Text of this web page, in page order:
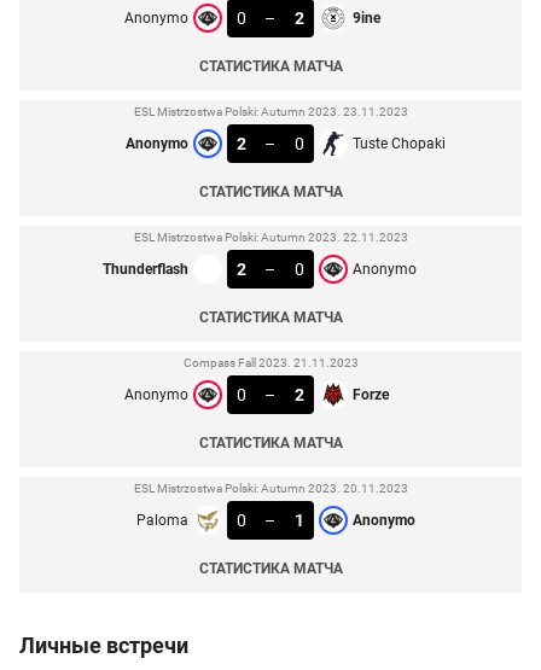
Anonymo 0 – 2 9ine
СТАТИСТИКА МАТЧА
ESL Mistrzostwa Polski: Autumn 2023. 23.11.2023
Anonymo 2 – 0 Tuste Chopaki
СТАТИСТИКА МАТЧА
ESL Mistrzostwa Polski: Autumn 2023. 22.11.2023
Thunderflash 2 – 0 Anonymo
СТАТИСТИКА МАТЧА
Compass Fall 2023. 21.11.2023
Anonymo 0 – 2 Forze
СТАТИСТИКА МАТЧА
ESL Mistrzostwa Polski: Autumn 2023. 20.11.2023
Paloma 0 – 1 Anonymo
СТАТИСТИКА МАТЧА
Личные встречи